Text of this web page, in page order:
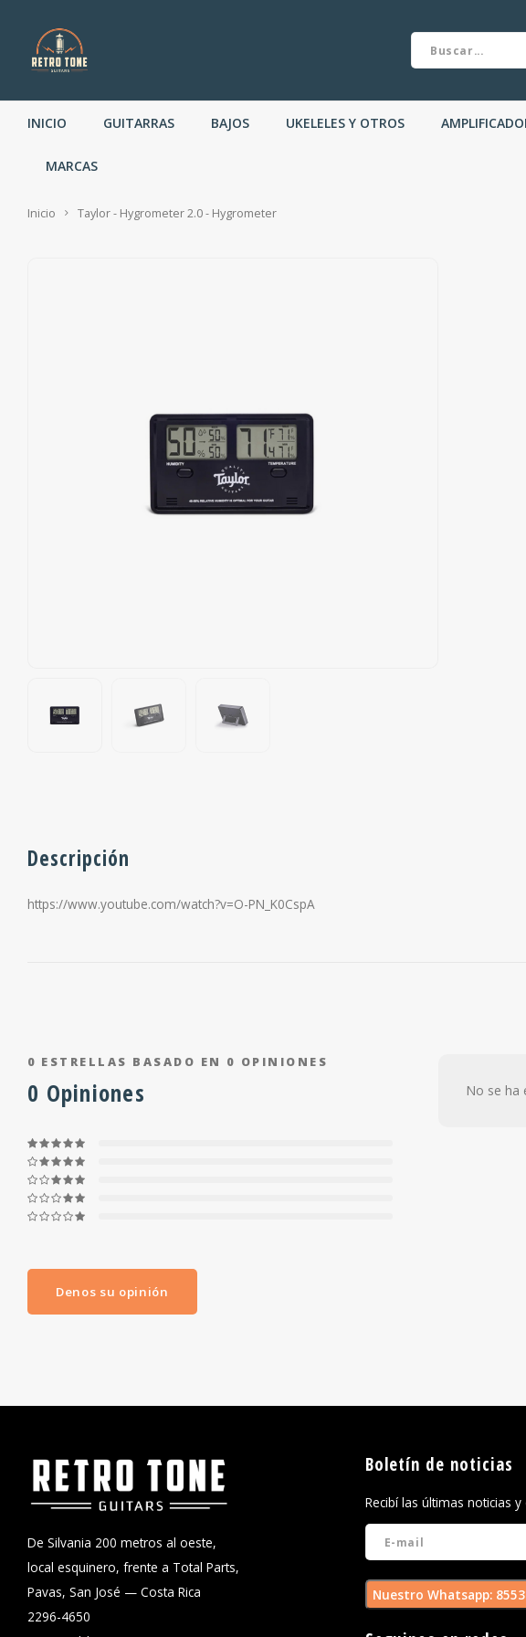
INICIO GUITARRAS BAJOS UKELELES Y OTROS
MARCAS
Inicio Taylor - Hygrometer 2.0 - Hygrometer
Descripción
https://www.youtube.com/watch?v=O-PN_K0CspA
0 ESTRELLAS BASADO EN 0 OPINIONES
0 Opiniones
Denos su opinión
No se ha
De Silvania 200 metros al oeste,
local esquinero, frente a Total Parts,
Pavas, San José — Costa Rica
2296-4650
Boletín de noticias
Recibí las últimas noticias
Nuestro Whatsapp: